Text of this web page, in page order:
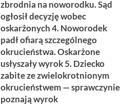
zbrodnia na noworodku. Sąd
ogłosił decyzję wobec
oskarżonych 4. Noworodek
padł ofiarą szczególnego
okrucieństwa. Oskarżone
usłyszały wyrok 5. Dziecko
zabite ze zwielokrotnionym
okrucieństwem — sprawczynie
poznają wyrok